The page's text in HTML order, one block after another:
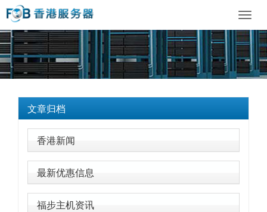
文章归档
香港新闻
最新优惠信息
福步主机资讯